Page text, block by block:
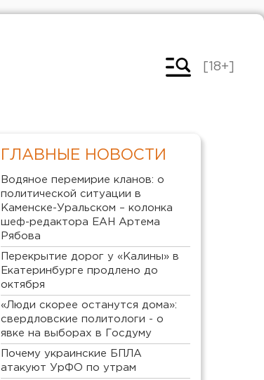
[18+]
ГЛАВНЫЕ НОВОСТИ
Водяное перемирие кланов: о
политической ситуации в
Каменске-Уральском – колонка
шеф-редактора ЕАН Артема
Рябова
Перекрытие дорог у «Калины» в
Екатеринбурге продлено до
октября
«Люди скорее останутся дома»:
свердловские политологи - о
явке на выборах в Госдуму
Почему украинские БПЛА
атакуют УрФО по утрам